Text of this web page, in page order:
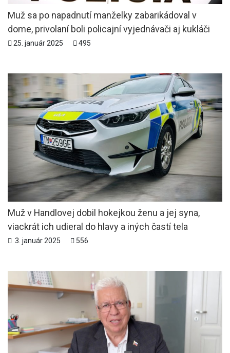
Muž sa po napadnutí manželky zabarikádoval v
dome, privolaní boli policajní vyjednávači aj kukláči
25. január 2025 495
Muž v Handlovej dobil hokejkou ženu a jej syna,
viackrát ich udieral do hlavy a iných častí tela
3. január 2025 556